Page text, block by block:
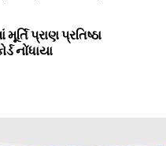
પ્રાણ પ્રતિષ્ઠા
નોંધાયા